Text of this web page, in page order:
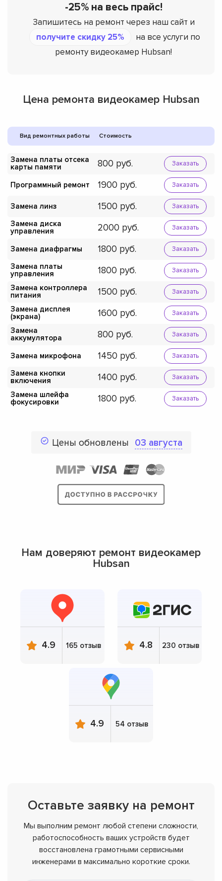
-25% на весь прайс!
Запишитесь на ремонт через наш сайт и
получите скидку 25%
на все услуги по
ремонту видеокамер Hubsan!
Цена ремонта видеокамер Hubsan
Вид ремонтных работы Стоимость
Замена платы отсека
карты памяти
800 Заказать
Программный ремонт 1900 Заказать
Замена линз 1500 Заказать
Замена диска
управления
2000 Заказать
Замена диафрагмы 1800 Заказать
Замена платы
управления
1800 Заказать
Замена контроллера
питания
1500 Заказать
Замена дисплея
(экрана)
1600 Заказать
Замена
аккумулятора
800 Заказать
Замена микрофона 1450 Заказать
Замена кнопки
включения
1400 Заказать
Замена шлейфа
фокусировки
1800 Заказать
Цены обновлены 03 августа
Нам доверяют ремонт видеокамер
Hubsan
4.9 165 отзыв 4.8 230 отзыв
4.9 54 отзыв
Оставьте заявку на ремонт
Мы выполним ремонт любой степени сложности,
работоспособность ваших устройств будет
восстановлена грамотными сервисными
инженерами в максимально короткие сроки.